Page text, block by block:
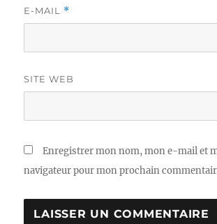
E-MAIL *
SITE WEB
Enregistrer mon nom, mon e-mail et
navigateur pour mon prochain